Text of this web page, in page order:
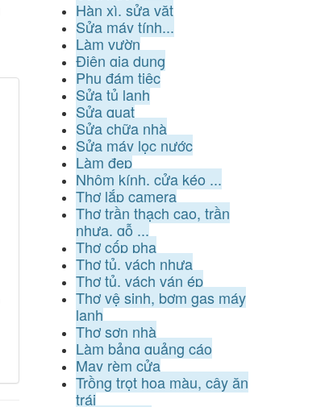
Hàn xì, sửa vặt
Sửa máy tính...
Làm vườn
Điện gia dụng
Phụ đám tiệc
Sửa tủ lạnh
Sửa quạt
Sửa chữa nhà
Sửa máy lọc nước
Làm đẹp
Nhôm kính, cửa kéo ...
Thợ lắp camera
Thợ trần thạch cao, trần
nhựa, gỗ ...
Thợ cốp pha
Thợ tủ, vách nhựa
Thợ tủ, vách ván ép
Thợ vệ sinh, bơm gas máy
lạnh
Thợ sơn nhà
Làm bảng quảng cáo
May rèm cửa
Trồng trọt hoa màu, cây ăn
trái